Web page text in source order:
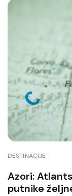
DESTINACIJE
Azori:
putnike